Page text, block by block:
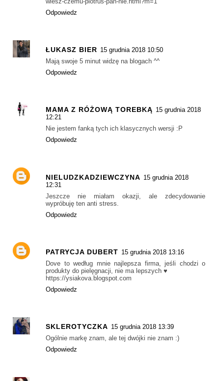
Odpowiedz
ŁUKASZ BIER 15 grudnia 2018 10:50
Mają swoje 5 minut widzę na blogach ^^
Odpowiedz
MAMA Z RÓŻOWĄ TOREBKĄ 15 grudnia 2018
12:21
Nie jestem fanką tych ich klasycznych wersji :P
Odpowiedz
NIELUDZKADZIEWCZYNA 15 grudnia 2018
12:31
Jeszcze nie miałam okazji, ale zdecydowanie
wypróbuję ten anti stress.
Odpowiedz
PATRYCJA DUBERT 15 grudnia 2018 13:16
Dove to według mnie najlepsza firma, jeśli chodzi o
produkty do pielęgnacji, nie ma lepszych ♥
https://ysiakova.blogspot.com
Odpowiedz
SKLEROTYCZKA 15 grudnia 2018 13:39
Ogólnie markę znam, ale tej dwójki nie znam :)
Odpowiedz